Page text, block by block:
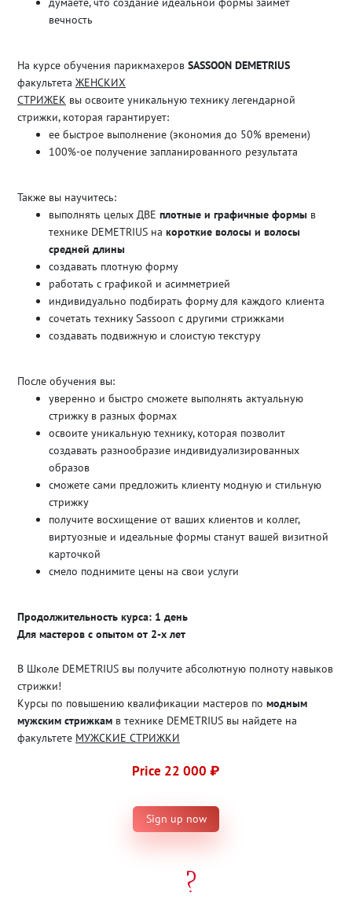
вечность
На курсе обучения парикмахеров SASSOON DEMETRIUS
факультета ЖЕНСКИХ
СТРИЖЕК вы освоите уникальную технику легендарной
стрижки, которая гарантирует:
ее быстрое выполнение (экономия до 50% времени)
100%-ое получение запланированного результата
Также вы научитесь:
выполнять целых ДВЕ плотные и графичные формы в
технике DEMETRIUS на короткие волосы и волосы
средней длины
создавать плотную форму
работать с графикой и асимметрией
индивидуально подбирать форму для каждого клиента
сочетать технику Sassoon с другими стрижками
создавать подвижную и слоистую текстуру
После обучения вы:
уверенно и быстро сможете выполнять актуальную
стрижку в разных формах
освоите уникальную технику, которая позволит
создавать разнообразие индивидуализированных
образов
сможете сами предложить клиенту модную и стильную
стрижку
получите восхищение от ваших клиентов и коллег,
виртуозные и идеальные формы станут вашей визитной
карточкой
смело поднимите цены на свои услуги
Продолжительность курса: 1 день
Для мастеров с опытом от 2-х лет
В Школе DEMETRIUS вы получите абсолютную полноту навыков
стрижки!
Курсы по повышению квалификации мастеров по модным
мужским стрижкам в технике DEMETRIUS вы найдете на
факультете МУЖСКИЕ СТРИЖКИ
Price 22 000 ₽
Sign up now